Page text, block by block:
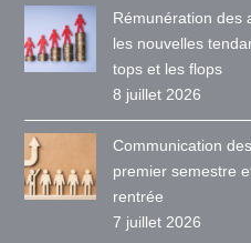
Rémunération des
les nouvelles
tops et les flops
8 juillet 2026
Communication
premier semestre
rentrée
7 juillet 2026